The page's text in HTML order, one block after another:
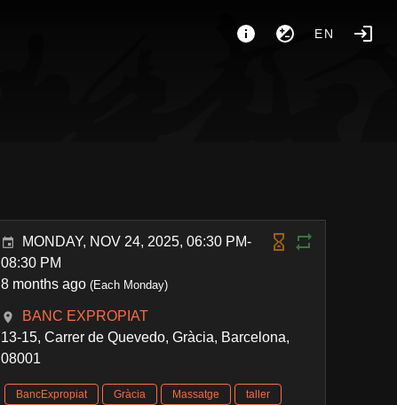
EN
MONDAY, NOV 24, 2025, 06:30 PM-
08:30 PM
8 months ago (Each Monday)
BANC EXPROPIAT
13-15, Carrer de Quevedo, Gràcia, Barcelona,
08001
BancExpropiat Gràcia Massatge taller